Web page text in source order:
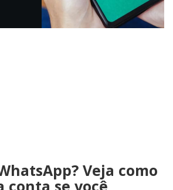
Veja como
conta se você